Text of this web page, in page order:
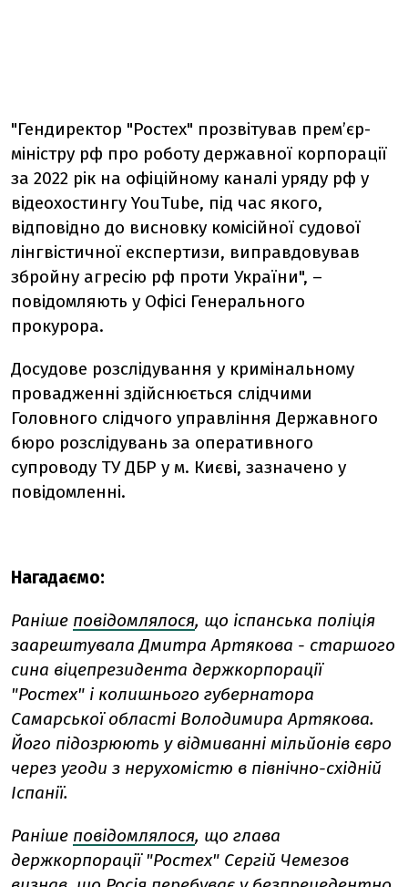
"Гендиректор "Ростех" прозвітував прем’єр-
міністру рф про роботу державної корпорації
за 2022 рік на офіційному каналі уряду рф у
відеохостингу YouTube, під час якого,
відповідно до висновку комісійної судової
лінгвістичної експертизи, виправдовував
збройну агресію рф проти України", –
повідомляють у Офісі Генерального
прокурора.
Досудове розслідування у кримінальному
провадженні здійснюється слідчими
Головного слідчого управління Державного
бюро розслідувань за оперативного
супроводу ТУ ДБР у м. Києві, зазначено у
повідомленні.
Нагадаємо:
Раніше повідомлялося, що іспанська поліція
заарештувала Дмитра Артякова - старшого
сина віцепрезидента держкорпорації
"Ростех" і колишнього губернатора
Самарської області Володимира Артякова.
Його підозрюють у відмиванні мільйонів євро
через угоди з нерухомістю в північно-східній
Іспанії.
Раніше повідомлялося, що глава
держкорпорації "Ростех" Сергій Чемезов